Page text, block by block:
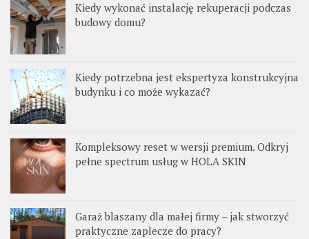
Kiedy wykonać instalację rekuperacji podczas
budowy domu?
Kiedy potrzebna jest ekspertyza konstrukcyjna
budynku i co może wykazać?
Kompleksowy reset w wersji premium. Odkryj
pełne spectrum usług w HOLA SKIN
Garaż blaszany dla małej firmy – jak stworzyć
praktyczne zaplecze do pracy?